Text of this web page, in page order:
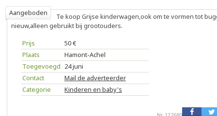
Aangeboden
Te koop Grijse kinderwagen,ook om te vormen tot
nieuw,alleen gebruikt bij grootouders.
Prijs
50 €
Plaats
Hamont-Achel
Toegevoegd 24 juni
Contact
Mail de adverteerder
Categorie
Kinderen en baby's